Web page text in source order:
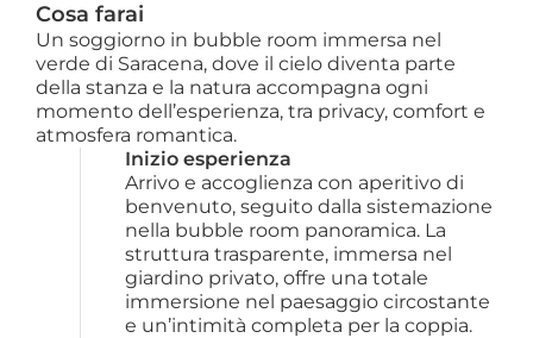
Cosa farai
Un soggiorno in bubble room immersa nel
verde di Saracena, dove il cielo diventa parte
della stanza e la natura accompagna ogni
momento dell’esperienza, tra privacy, comfort e
atmosfera romantica.
Inizio esperienza
Arrivo e accoglienza con aperitivo di
benvenuto, seguito dalla sistemazione
nella bubble room panoramica. La
struttura trasparente, immersa nel
giardino privato, offre una totale
immersione nel paesaggio circostante
e un’intimità completa per la coppia.